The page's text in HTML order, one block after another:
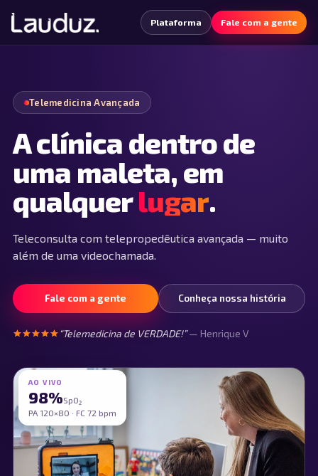
Plataforma Fale com a gente
Telemedicina Avançada
A clínica dentro de
uma maleta, em
qualquer lugar.
Teleconsulta com telepropedêutica avançada — muito
além de uma videochamada.
Fale com a gente Conheça nossa história
“Telemedicina de VERDADE!”— Henrique V
AO VIVO
98%SpO₂
PA 120×80 · FC 72 bpm